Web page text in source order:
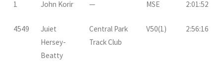
1 John Korir — MSE 2:01:52
4549
Juiet
Hersey-
Beatty
Central Park
Track Club
V50(1) 2:56:16